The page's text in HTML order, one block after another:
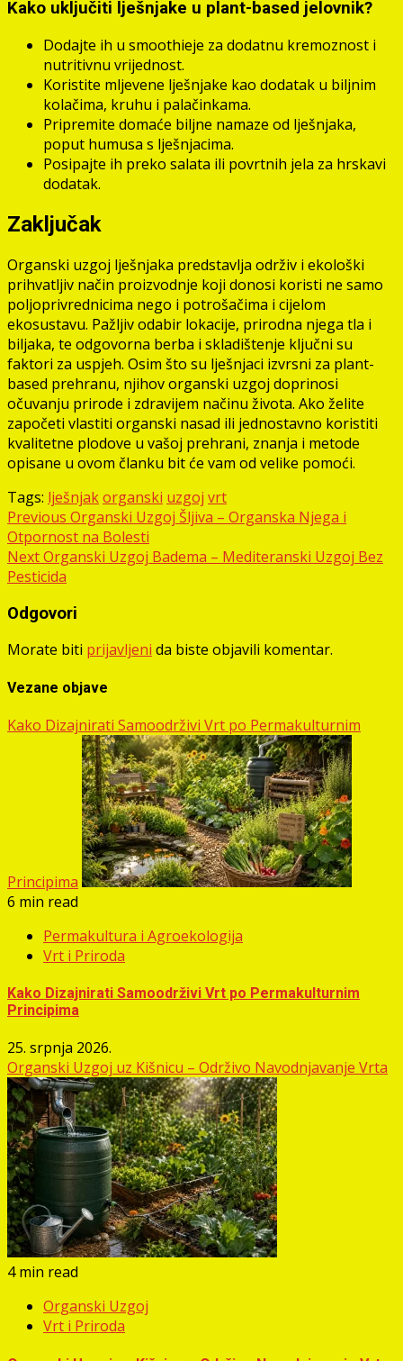
Kako uključiti lješnjake u plant-based jelovnik?
Dodajte ih u smoothieje za dodatnu kremoznost i
nutritivnu vrijednost.
Koristite mljevene lješnjake kao dodatak u biljnim
kolačima, kruhu i palačinkama.
Pripremite domaće biljne namaze od lješnjaka,
poput humusa s lješnjacima.
Posipajte ih preko salata ili povrtnih jela za hrskavi
dodatak.
Zaključak
Organski uzgoj lješnjaka predstavlja održiv i ekološki
prihvatljiv način proizvodnje koji donosi koristi ne samo
poljoprivrednicima nego i potrošačima i cijelom
ekosustavu. Pažljiv odabir lokacije, prirodna njega tla i
biljaka, te odgovorna berba i skladištenje ključni su
faktori za uspjeh. Osim što su lješnjaci izvrsni za plant-
based prehranu, njihov organski uzgoj doprinosi
očuvanju prirode i zdravijem načinu života. Ako želite
započeti vlastiti organski nasad ili jednostavno koristiti
kvalitetne plodove u vašoj prehrani, znanja i metode
opisane u ovom članku bit će vam od velike pomoći.
Tags: lješnjakorganski uzgoj vrt
Post
navigation
Previous Organski Uzgoj Šljiva – Organska Njega i
Otpornost na Bolesti
NextOrganski Uzgoj Badema – Mediteranski Uzgoj Bez
Pesticida
Odgovori
Morate biti prijavljeni da biste objavili komentar.
Vezane objave
Kako Dizajnirati Samoodrživi Vrt po Permakulturnim
Principima
6 min read
Permakultura i Agroekologija
Vrt i Priroda
Kako Dizajnirati Samoodrživi Vrt po Permakulturnim
Principima
25. srpnja 2026.
Organski Uzgoj uz Kišnicu – Održivo Navodnjavanje Vrta
4 min read
Organski Uzgoj
Vrt i Priroda